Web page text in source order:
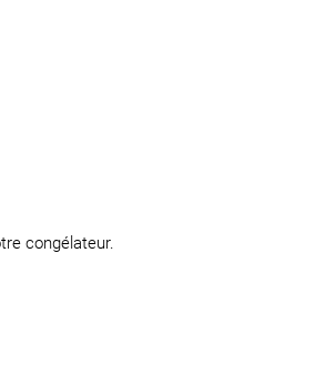
congélateur.